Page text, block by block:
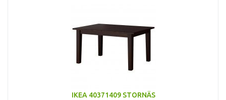
IKEA 40371409 STORNÄS